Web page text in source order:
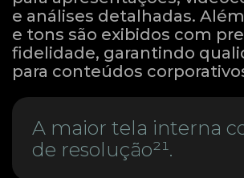
e análises detalhadas.
e tons são exibidos com
fidelidade, garantindo
para conteúdos
A maior tela interna
de resolução²¹.